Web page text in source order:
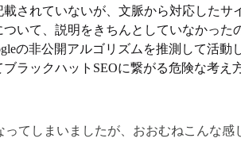
載されていないが、文脈から対応したサ
ついて、説明をきちんとしていなかった
の非公開アルゴリズムを推測して活動
ブラックハットSEOに繋がる危険な考
ってしまいましたが、おおむねこんな